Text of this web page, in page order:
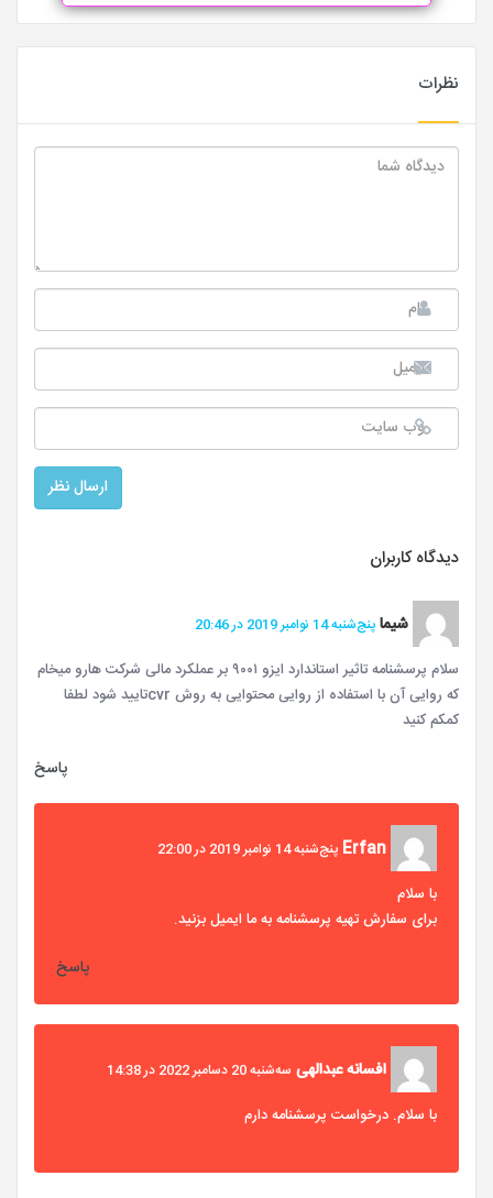
نظرات
دیدگاه کاربران
شیما پنج‌شنبه 14 نوامبر 2019 در 20:46
سلام پرسشنامه تاثیر استاندارد ایزو ۹۰۰۱ بر عملکرد مالی شرکت هارو میخام
که روایی آن با استفاده از روایی محتوایی به روش cvrتایید شود لطفا
کمکم کنید
پاسخ
Erfan پنج‌شنبه 14 نوامبر 2019 در 22:00
با سلام
برای سفارش تهیه پرسشنامه به ما ایمیل بزنید.
پاسخ
افسانه عبدالهی سه‌شنبه 20 دسامبر 2022 در 14:38
با سلام. درخواست پرسشنامه دارم